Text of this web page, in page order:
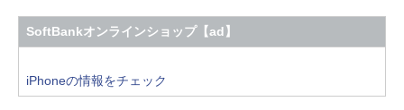
SoftBankオンラインショップ【ad】
iPhoneの情報をチェック